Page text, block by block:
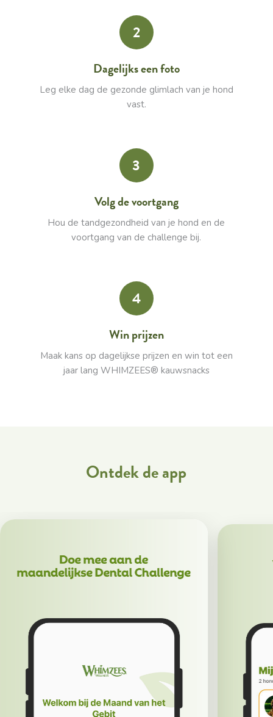
2
Dagelijks een foto
Leg elke dag de gezonde glimlach van je hond
vast.
3
Volg de voortgang
Hou de tandgezondheid van je hond en de
voortgang van de challenge bij.
4
Win prijzen
Maak kans op dagelijkse prijzen en win tot een
jaar lang WHIMZEES® kauwsnacks
Ontdek de app